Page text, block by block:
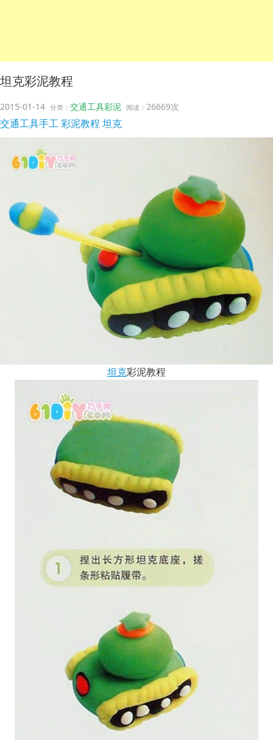
坦克彩泥教程
2015-01-14 分类： 交通工具彩泥 阅读： 26669次
交通工具手工彩泥教程 坦克
坦克彩泥教程